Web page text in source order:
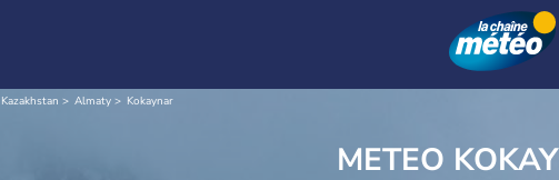
Kazakhstan Almaty Kokaynar
METEO